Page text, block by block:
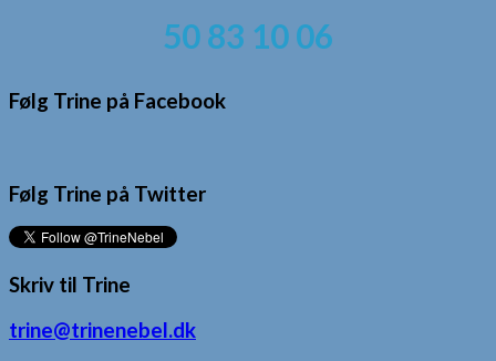
50 83 10 06
Følg Trine på Facebook
Følg Trine på Twitter
Skriv til Trine
trine@trinenebel.dk